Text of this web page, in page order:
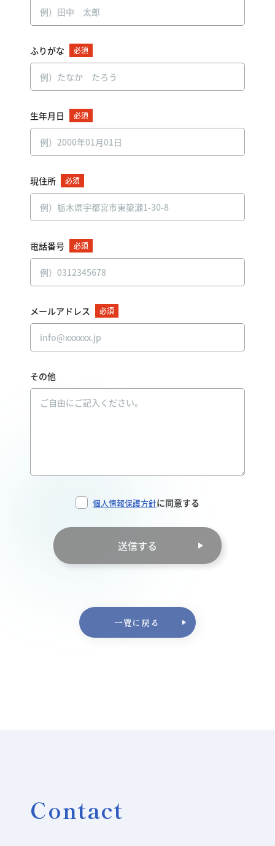
ふりがな 必須
生年月日 必須
現住所 必須
電話番号 必須
メールアドレス 必須
その他
個人情報保護方針に同意する
送信する
一覧に戻る
Contact